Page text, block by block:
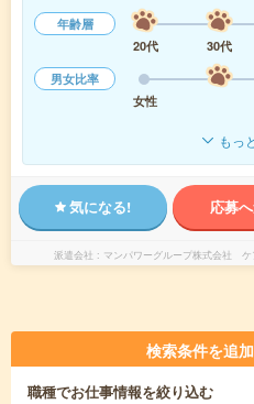
年齢層
20代
30代
男女比率
女性
もっ
気になる! 応募
派遣会社 マンパワーグループ株式会社
検索条件を追
職種でお仕事情報を絞り込む